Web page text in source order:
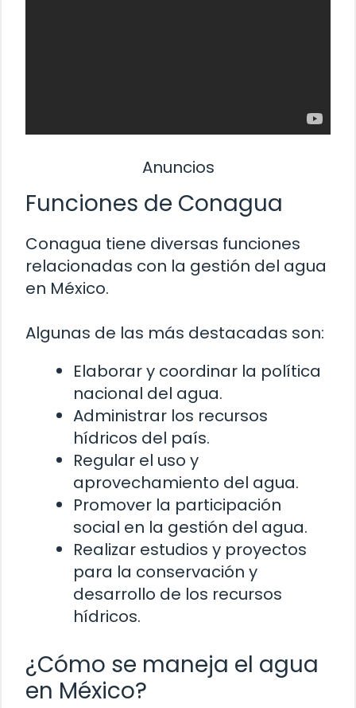
Anuncios
Funciones de Conagua
Conagua tiene diversas funciones
relacionadas con la gestión del agua
en México.
Algunas de las más destacadas son:
Elaborar y coordinar la política
nacional del agua.
Administrar los recursos
hídricos del país.
Regular el uso y
aprovechamiento del agua.
Promover la participación
social en la gestión del agua.
Realizar estudios y proyectos
para la conservación y
desarrollo de los recursos
hídricos.
¿Cómo se maneja el agua
en México?